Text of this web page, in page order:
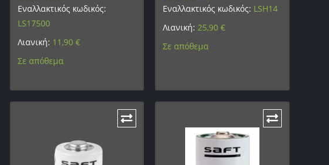
Εναλλακτικός κωδικός:
LS17500
Λιανική: 11,90 €
Σε απόθεμα
Εναλλακτικός κωδικός: LSH14
Λιανική:25,90€
Σε απόθεμα